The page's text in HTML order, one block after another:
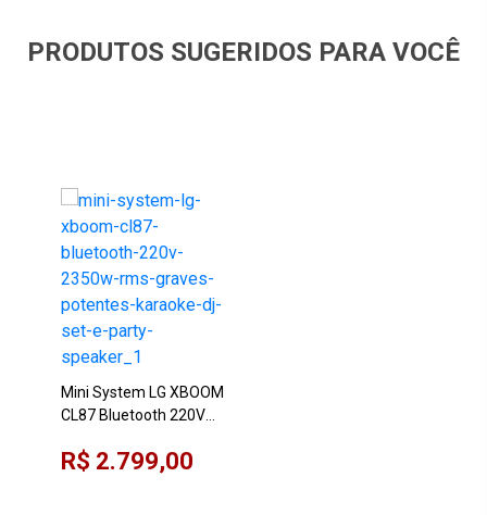
PRODUTOS SUGERIDOS PARA VOCÊ
Mini System LG XBOOM
CL87 Bluetooth 220V
Potentes, Karaokê, DJ
R$ 2.799,00